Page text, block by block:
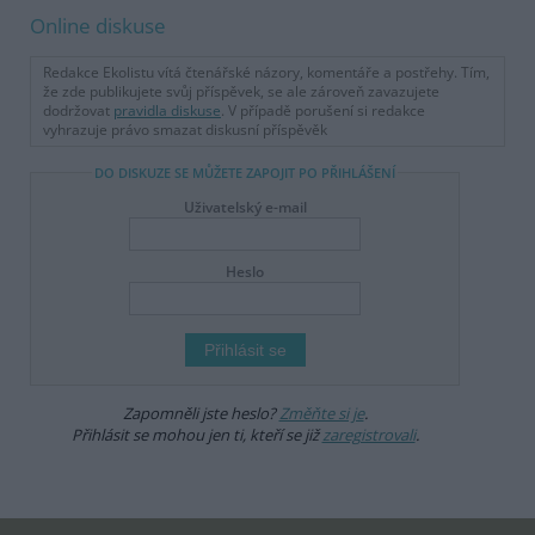
Online diskuse
Redakce Ekolistu vítá čtenářské názory, komentáře a postřehy. Tím,
že zde publikujete svůj příspěvek, se ale zároveň zavazujete
dodržovat pravidla diskuse. V případě porušení si redakce
vyhrazuje právo smazat diskusní příspěvěk
DO DISKUZE SE MŮŽETE ZAPOJIT PO PŘIHLÁŠENÍ
Uživatelský e-mail
Heslo
Zapomněli jste heslo?Změňte si je.
Přihlásit se mohou jen ti, kteří se jižzaregistrovali.